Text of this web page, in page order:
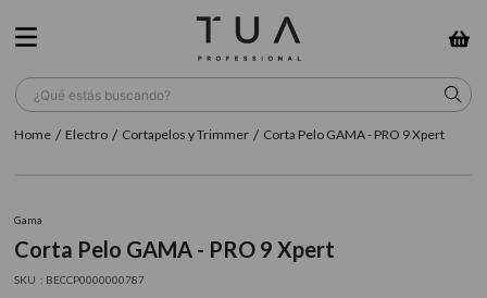
¿Qué estás buscando?
Electro Cortapelos y Trimmer Corta Pelo GAMA - PRO 9 Xpert
Gama
Corta Pelo GAMA - PRO 9 Xpert
: BECCP0000000787
TÉRMINOS MÁS BUSCADOS